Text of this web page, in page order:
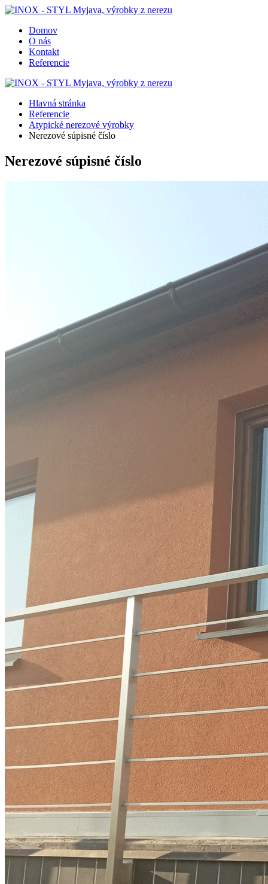
Domov
O nás
Kontakt
Referencie
Hlavná stránka
Referencie
Atypické nerezové výrobky
Nerezové súpisné číslo
Nerezové súpisné číslo